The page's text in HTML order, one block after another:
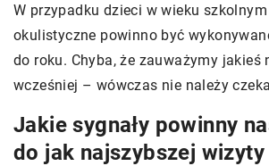
W przypadku dzieci w wieku
okulistyczne powinno być
do roku. Chyba, że zauważymy jakieś
wcześniej – wówczas nie należy
Jakie sygnały powinny
do jak najszybszej